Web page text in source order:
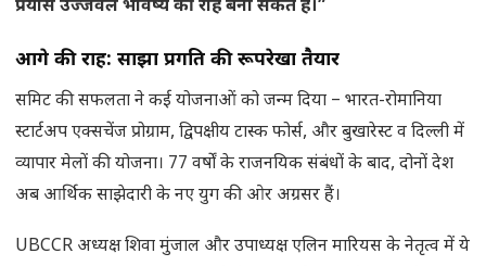
प्रयास उज्जवल भविष्य की राह बना सकते हैं।”
आगे की राह: साझा प्रगति की रूपरेखा तैयार
समिट की सफलता ने कई योजनाओं को जन्म दिया – भारत-रोमानिया
स्टार्टअप एक्सचेंज प्रोग्राम, द्विपक्षीय टास्क फोर्स, और बुखारेस्ट व दिल्ली में
व्यापार मेलों की योजना। 77 वर्षों के राजनयिक संबंधों के बाद, दोनों देश
अब आर्थिक साझेदारी के नए युग की ओर अग्रसर हैं।
UBCCR अध्यक्ष शिवा मुंजाल और उपाध्यक्ष एलिन मारियस के नेतृत्व में ये